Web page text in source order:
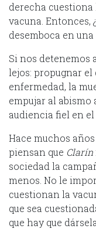
derecha
vacuna. Entonces,
desemboca en
Si nos detenemos
lejos: propugnar el
enfermedad, la
empujar al abismo
audiencia fiel en el
Hace muchos
piensan que Clarín
sociedad la
menos. No le
cuestionan la
que sea
que hay que dársela.